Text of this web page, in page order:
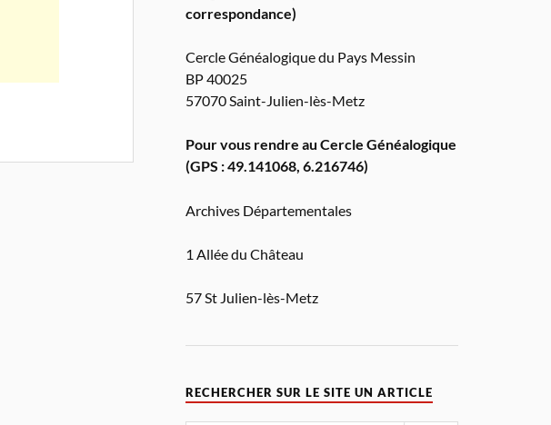
correspondance)
Cercle Généalogique du Pays Messin
BP 40025
57070 Saint-Julien-lès-Metz
Pour vous rendre au Cercle Généalogique
(GPS : 49.141068, 6.216746)
Archives Départementales
1 Allée du Château
57 St Julien-lès-Metz
RECHERCHER SUR LE SITE UN ARTICLE